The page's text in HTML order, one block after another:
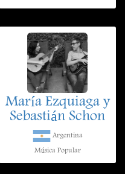
María Ezquiaga y
Sebastián Schon
Argentina
Música Popular